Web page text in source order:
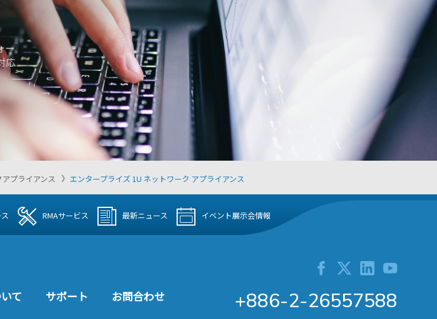
ー
応
プライアンス エンタープライズ 1U ネットワーク アプライアンス
RMAサービス 最新ニュース イベント展示会情報
て サポート お問合わせ +886-2-26557588